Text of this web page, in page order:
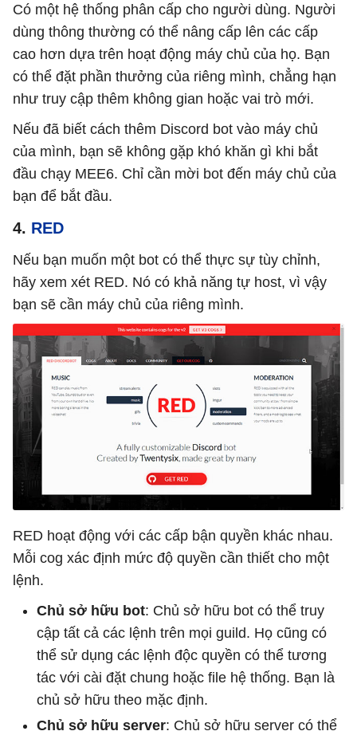
Có một hệ thống phân cấp cho người dùng. Người
dùng thông thường có thể nâng cấp lên các cấp
cao hơn dựa trên hoạt động máy chủ của họ. Bạn
có thể đặt phần thưởng của riêng mình, chẳng hạn
như truy cập thêm không gian hoặc vai trò mới.
Nếu đã biết cách thêm Discord bot vào máy chủ
của mình, bạn sẽ không gặp khó khăn gì khi bắt
đầu chạy MEE6. Chỉ cần mời bot đến máy chủ của
bạn để bắt đầu.
4. RED
Nếu bạn muốn một bot có thể thực sự tùy chỉnh,
hãy xem xét RED. Nó có khả năng tự host, vì vậy
bạn sẽ cần máy chủ của riêng mình.
RED hoạt động với các cấp bận quyền khác nhau.
Mỗi cog xác định mức độ quyền cần thiết cho một
lệnh.
Chủ sở hữu bot: Chủ sở hữu bot có thể truy
cập tất cả các lệnh trên mọi guild. Họ cũng có
thể sử dụng các lệnh độc quyền có thể tương
tác với cài đặt chung hoặc file hệ thống. Bạn là
chủ sở hữu theo mặc định.
Chủ sở hữu server: Chủ sở hữu server có thể